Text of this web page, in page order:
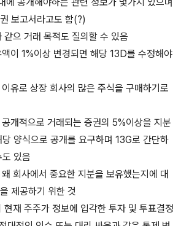
보고서라고도 함(?)
으 거래 목적도 질의할 수 있음
이 1%이상 변경되면 해당 13D를 수정해야
유로 상장 회사의 많은 주식을 구매하기로
개적으로 거래되는 증권의 5%이상을 지분
양식으로 공개를 요구하며 13G로 간단하
있음
회사에서 중요한 지분을 보유했는지에 대
제공하기 위한 것
재 주주가 정보에 입각한 투자 및 투표결정